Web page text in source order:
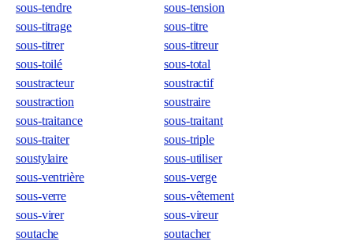
sous-tendre
sous-tension
sous-titrage
sous-titre
sous-titrer
sous-titreur
sous-toilé
sous-total
soustracteur
soustractif
soustraction
soustraire
sous-traitance
sous-traitant
sous-traiter
sous-triple
soustylaire
sous-utiliser
sous-ventrière
sous-verge
sous-verre
sous-vêtement
sous-virer
sous-vireur
soutache
soutacher